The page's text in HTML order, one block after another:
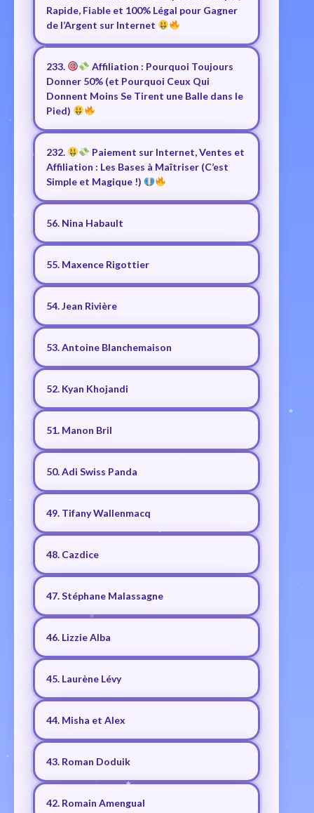
Rapide, Fiable et 100% Légal pour Gagner
de l’Argent sur Internet
233.
Affiliation : Pourquoi Toujours
Donner 50% (et Pourquoi Ceux Qui
Donnent Moins Se Tirent une Balle dans le
Pied)
232.
Paiement sur Internet, Ventes et
Affiliation : Les Bases à Maîtriser (C’est
Simple et Magique !)
56. Nina Habault
55. Maxence Rigottier
54. Jean Rivière
53. Antoine Blanchemaison
52. Kyan Khojandi
51. Manon Bril
50. Adi Swiss Panda
49. Tifany Wallenmacq
48. Cazdice
47. Stéphane Malassagne
46. Lizzie Alba
45. Laurène Lévy
44. Misha et Alex
43. Roman Doduik
42. Romain Amengual